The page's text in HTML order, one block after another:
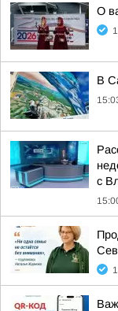
О
В
с